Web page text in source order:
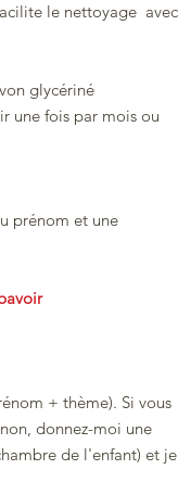
le nettoyage avec
glycériné
une fois par mois ou
prénom et une
+ thème). Si vous
donnez-moi une
de l'enfant) et je